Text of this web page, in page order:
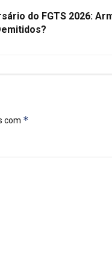
do FGTS 2026:
com *